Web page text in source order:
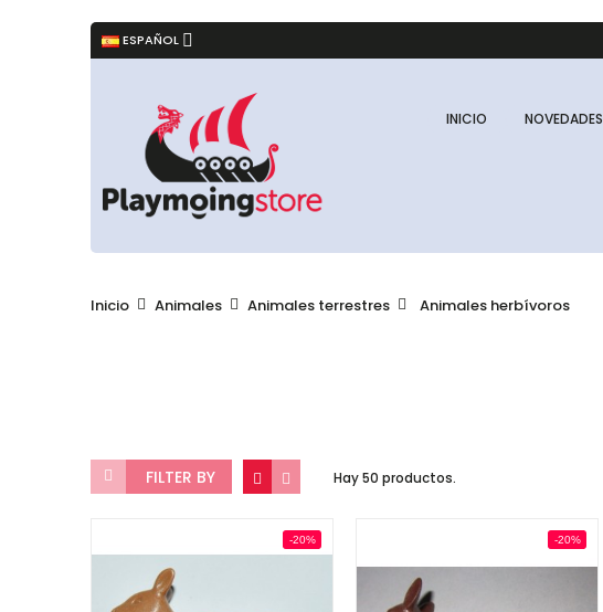
ESPAÑOL
INICIO NOVEDADES
Inicio Animales Animales terrestres Animales herbívoros
FILTER BY Hay 50 productos.
-20% -20%